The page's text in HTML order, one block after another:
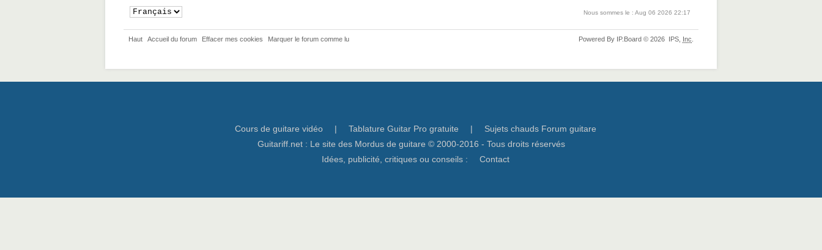
Nous sommes le : Aug 06 2026 22:17
Haut Accueil du forum Effacer mes cookies Marquer le forum comme lu Powered By IP.Board © 2026 IPS, Inc
Cours de guitare vidéo | Tablature Guitar Pro gratuite |
Sujets chauds Forum guitare
Guitariff.net : Le site des Mordus de guitare © 2000-2016 - Tous droits réservés
Idées, publicité, critiques ou conseils :
Contact